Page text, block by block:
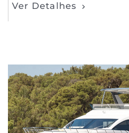
Ver Detalhes